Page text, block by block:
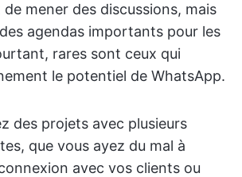
mener des discussions, mais
agendas importants pour les
rares sont ceux qui
le potentiel de WhatsApp.
des projets avec plusieurs
que vous ayez du mal à
avec vos clients ou